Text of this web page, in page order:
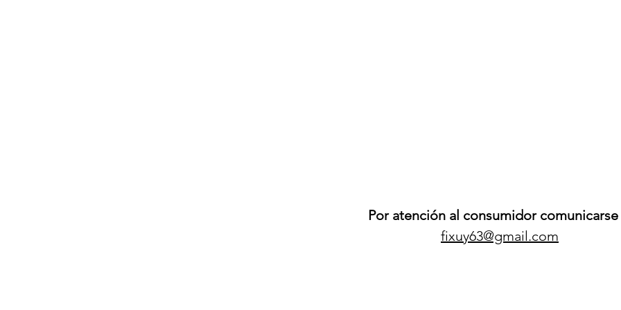
Por atención al consumidor comunicarse
fixuy63@gmail.com